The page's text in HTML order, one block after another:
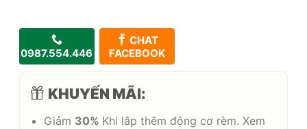
0987.554.446
CHAT
FACEBOOK
KHUYẾN MÃI:
Giảm 30% Khi lắp thêm động cơ rèm. Xem